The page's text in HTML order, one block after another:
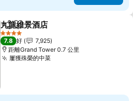
分享 放到收藏夾
九龍維景酒店
4 星級
7.8 好
7,925
距離Grand Tower 0.7 公里
屢獲殊榮的中菜